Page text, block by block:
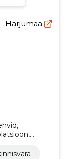
Harjumaa